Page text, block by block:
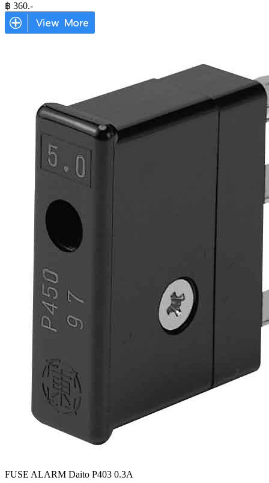
฿ 360.-
FUSE ALARM Daito P403 0.3A